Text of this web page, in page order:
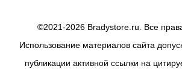
©2021-2026 Bradystore.ru. Все
Использование материалов сайта
публикации активной ссылки на